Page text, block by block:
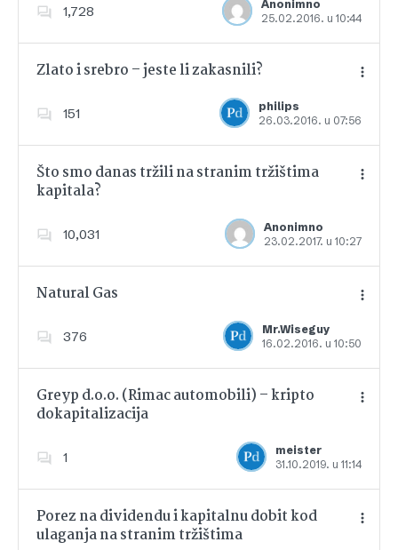
1,728
Anonimno
25.02.2016. u 10:44
Dodajte u favorite
Zlato i srebro – jeste li zakasnili?
151
philips
26.03.2016. u 07:56
Dodajte u favorite
Što smo danas tržili na stranim tržištima
kapitala?
10,031
Anonimno
23.02.2017. u 10:27
Dodajte u favorite
Natural Gas
376
Mr.Wiseguy
16.02.2016. u 10:50
Dodajte u favorite
Greyp d.o.o. (Rimac automobili) – kripto
dokapitalizacija
1
meister
31.10.2019. u 11:14
Dodajte u favorite
Porez na dividendu i kapitalnu dobit kod
ulaganja na stranim tržištima